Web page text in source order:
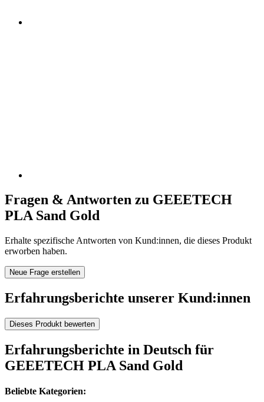
Fragen & Antworten zu GEEETECH
PLA Sand Gold
Erhalte spezifische Antworten von Kund:innen, die dieses Produkt
erworben haben.
Neue Frage erstellen
Erfahrungsberichte unserer Kund:innen
Dieses Produkt bewerten
Erfahrungsberichte in Deutsch für
GEEETECH PLA Sand Gold
Beliebte Kategorien: